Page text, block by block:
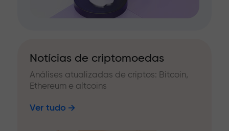
Notícias de criptomoedas
Análises atualizadas de criptos: Bitcoin,
Ethereum e altcoins
Ver tudo